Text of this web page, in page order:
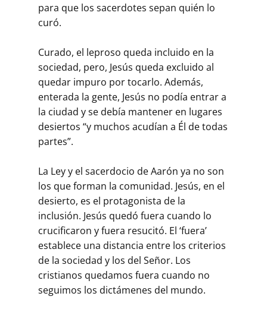
para que los sacerdotes sepan quién lo
curó.
Curado, el leproso queda incluido en la
sociedad, pero, Jesús queda excluido al
quedar impuro por tocarlo. Además,
enterada la gente, Jesús no podía entrar a
la ciudad y se debía mantener en lugares
desiertos “y muchos acudían a Él de todas
partes”.
La Ley y el sacerdocio de Aarón ya no son
los que forman la comunidad. Jesús, en el
desierto, es el protagonista de la
inclusión. Jesús quedó fuera cuando lo
crucificaron y fuera resucitó. El ‘fuera’
establece una distancia entre los criterios
de la sociedad y los del Señor. Los
cristianos quedamos fuera cuando no
seguimos los dictámenes del mundo.